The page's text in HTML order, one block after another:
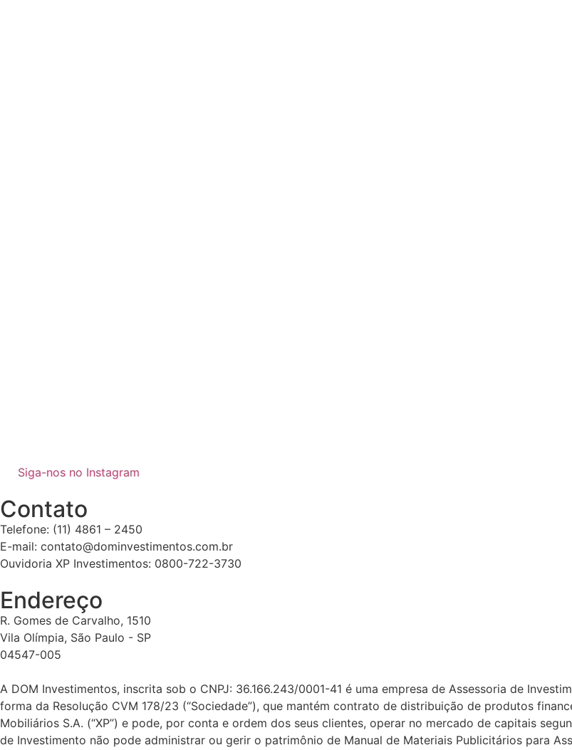
Siga-nos no Instagram
Contato
Telefone: (11) 4861 – 2450
E-mail: contato@dominvestimentos.com.br
Ouvidoria XP Investimentos: 0800-722-3730
Endereço
R. Gomes de Carvalho, 1510
Vila Olímpia, São Paulo - SP
04547-005
A DOM Investimentos, inscrita sob o CNPJ: 36.166.243/0001-41 é uma empresa de Assessoria de
forma da Resolução CVM 178/23 (“Sociedade”), que mantém contrato de distribuição de produtos
Mobiliários S.A. (“XP”) e pode, por conta e ordem dos seus clientes, operar no mercado de capitais
de Investimento não pode administrar ou gerir o patrimônio de Manual de Materiais Publicitários para